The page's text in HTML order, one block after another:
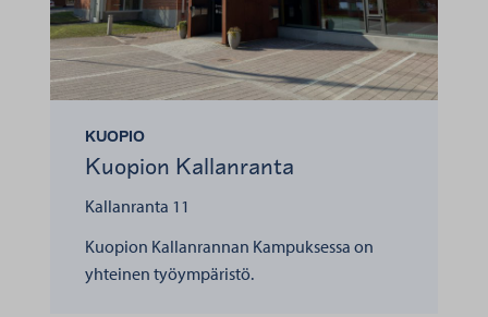
KUOPIO
Kuopion Kallanranta
Kallanranta 11
Kuopion Kallanrannan Kampuksessa on
yhteinen työympäristö.